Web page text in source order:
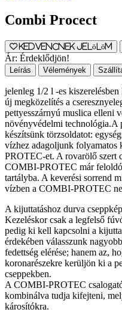
Combi Procect
Kedvencnek jelölöm
Ár: Érdeklődjön!
Leírás Vélemények
jelenleg 1/2 l -es
új megközelítés a
pettyesszárnyú muslica elleni
növényvédelmi technológia.A
készítsünk törzsoldatot:
vízhez adagoljunk
PROTEC-et. A rovarölő szert
COMBI-PROTEC már
tartályba. A keverési sorrend
vízben a COMBI-PROTEC
A kijuttatáshoz durva
Kezeléskor csak a legfelső
pedig ki kell kapcsolni a
érdekében válasszunk
fedettség elérése; hanem az,
koronarészekre kerüljön ki a
cseppekben.
A COMBI-PROTEC
kombinálva tudja kifejteni,
károsítókra.